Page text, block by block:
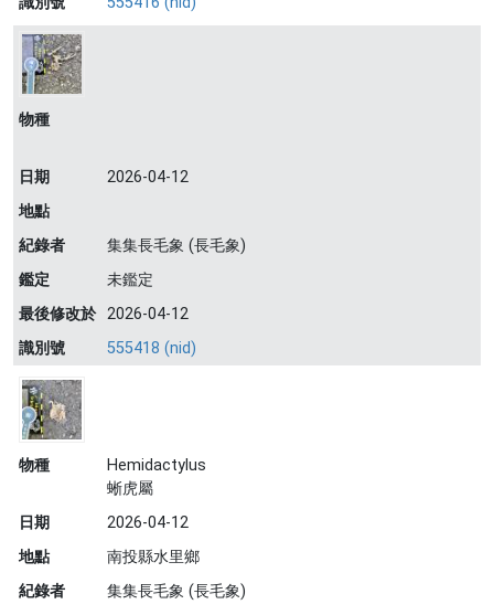
物種
日期
2026-04-12
地點
紀錄者
集集長毛象 (長毛象)
鑑定
未鑑定
最後修改於 2026-04-12
識別號
555418 (nid)
物種
Hemidactylus
蜥虎屬
日期
2026-04-12
地點
南投縣水里鄉
紀錄者
集集長毛象 (長毛象)